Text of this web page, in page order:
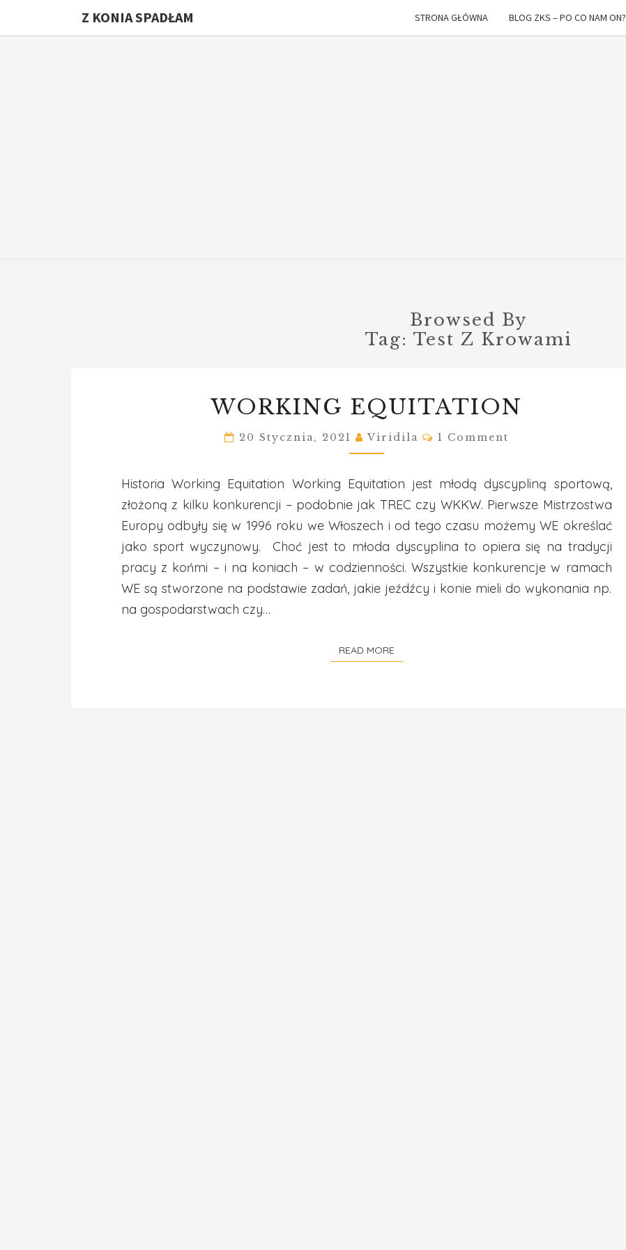
Z KONIA SPADŁAM STRONA GŁÓWNA BLOG ZKS – PO CO NAM ON?
Browsed By
Tag: Test Z Krowami
EQUITATION
WORKING EQUITATION
20 Stycznia, 2021 Viridila Comments
1 Comment
Historia Working Equitation Working Equitation jest młodą dyscypliną sportową,
złożoną z kilku konkurencji – podobnie jak TREC czy WKKW. Pierwsze Mistrzostwa
Europy odbyły się w 1996 roku we Włoszech i od tego czasu możemy WE określać
jako sport wyczynowy. Choć jest to młoda dyscyplina to opiera się na tradycji
pracy z końmi – i na koniach – w codzienności. Wszystkie konkurencje w ramach
WE są stworzone na podstawie zadań, jakie jeźdźcy i konie mieli do wykonania np.
na gospodarstwach czy…
READ MOREREAD MORE